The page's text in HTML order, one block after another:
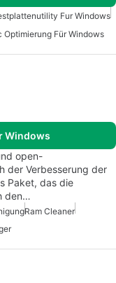
Fur Windows
Optimierung Für Windows
Windows
open-
der Verbesserung der
Paket, das die
den…
Ram Cleaner